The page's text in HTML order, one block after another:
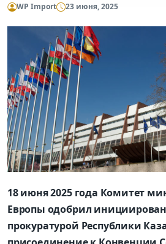
WP Import 23 июня, 2025
18 июня 2025 года Комитет
Европы одобрил
прокуратурой Республики